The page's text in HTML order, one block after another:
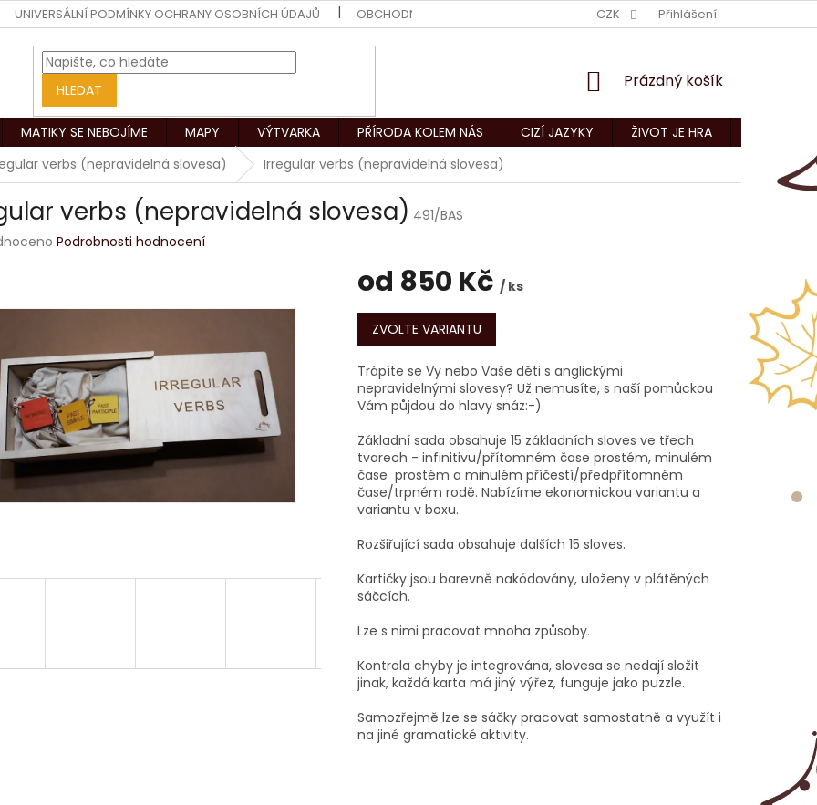
UNIVERSÁLNÍ PODMÍNKY OCHRANY OSOBNÍCH ÚDAJŮ OBCHODNÍ PODMÍNKY CZK Přihlášení
HLEDAT
NÁKUPNÍ
Prázdný košík
MATIKY SE NEBOJÍME MAPY VÝTVARKA PŘÍRODA KOLEM NÁS CIZÍ JAZYKY ŽIVOT JE HRA
verbs (nepravidelná slovesa)
Irregular verbs (nepravidelná slovesa)
verbs (nepravidelná slovesa) 491/BAS
Podrobnosti hodnocení
od 850 Kč / ks
Měrná
cena:
ZVOLTE VARIANTU
Trápíte se Vy nebo Vaše děti s anglickými
nepravidelnými slovesy? Už nemusíte, s naší pomůckou
Vám půjdou do hlavy snáz:-).
Základní sada obsahuje 15 základních sloves ve třech
tvarech - infinitivu/přítomném čase prostém, minulém
čase prostém a minulém příčestí/předpřítomném
čase/trpném rodě. Nabízíme ekonomickou variantu a
variantu v boxu.
Rozšiřující sada obsahuje dalších 15 sloves.
Kartičky jsou barevně nakódovány, uloženy v plátěných
sáčcích.
Lze s nimi pracovat mnoha způsoby.
Kontrola chyby je integrována, slovesa se nedají složit
jinak, každá karta má jiný výřez, funguje jako puzzle.
Samozřejmě lze se sáčky pracovat samostatně a využít i
na jiné gramatické aktivity.